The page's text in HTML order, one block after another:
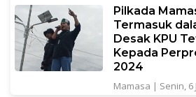
Pilkada
Termasuk
Desak KPU
Kepada
2024
Mamasa | Senin, 6